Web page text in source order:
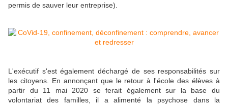
permis de sauver leur entreprise).
L'exécutif s'est également déchargé de ses responsabilités sur
les citoyens. En annonçant que le retour à l'école des élèves à
partir du 11 mai 2020 se ferait également sur la base du
volontariat des familles, il a alimenté la psychose dans la